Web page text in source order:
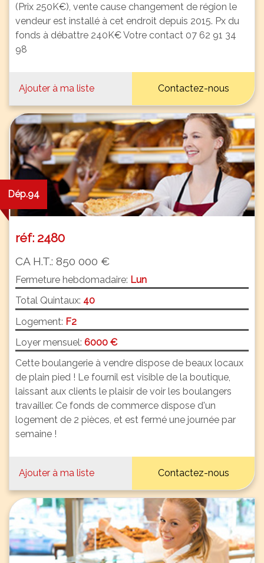
(Prix 250K€), vente cause changement de région le
vendeur est installé à cet endroit depuis 2015. Px du
fonds à débattre 240K€ Votre contact 07 62 91 34
98
Ajouter à ma liste Contactez-nous
Dép.94
réf: 2480
CA H.T.: 850 000 €
Fermeture hebdomadaire: Lun
Total Quintaux: 40
Logement: F2
Loyer mensuel: 6000 €
Cette boulangerie à vendre dispose de beaux locaux
de plain pied ! Le fournil est visible de la boutique,
laissant aux clients le plaisir de voir les boulangers
travailler. Ce fonds de commerce dispose d'un
logement de 2 pièces, et est fermé une journée par
semaine !
Ajouter à ma liste Contactez-nous